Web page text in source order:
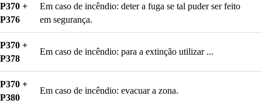
P370 +
P376
Em caso de incêndio: deter a fuga se tal puder ser feito
em segurança.
P370 +
P378
Em caso de incêndio: para a extinção utilizar ...
P370 +
P380
Em caso de incêndio: evacuar a zona.